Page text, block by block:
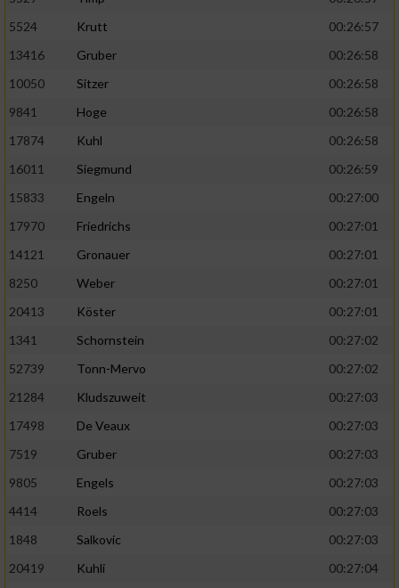
5524
Krutt
00:26:57
13416
Gruber
00:26:58
10050
Sitzer
00:26:58
9841
Hoge
00:26:58
17874
Kuhl
00:26:58
16011
Siegmund
00:26:59
15833
Engeln
00:27:00
17970
Friedrichs
00:27:01
14121
Gronauer
00:27:01
8250
Weber
00:27:01
20413
Köster
00:27:01
1341
Schornstein
00:27:02
52739
Tonn-Mervo
00:27:02
21284
Kludszuweit
00:27:03
17498
De Veaux
00:27:03
7519
Gruber
00:27:03
9805
Engels
00:27:03
4414
Roels
00:27:03
1848
Salkovic
00:27:03
20419
Kuhli
00:27:04